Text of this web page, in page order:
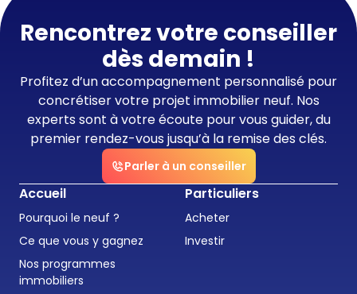
Rencontrez votre conseiller
dès demain !
Profitez d’un accompagnement personnalisé pour
concrétiser votre projet immobilier neuf. Nos
experts sont à votre écoute pour vous guider, du
premier rendez-vous jusqu’à la remise des clés.
Parler à un conseiller
Accueil
Pourquoi le neuf ?
Ce que vous y gagnez
Nos programmes
immobiliers
Particuliers
Acheter
Investir